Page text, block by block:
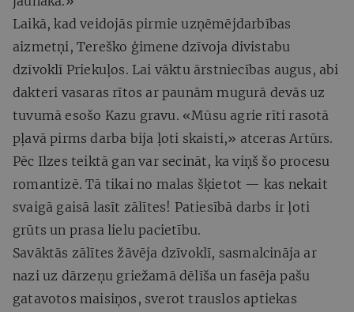
Laikā, kad veidojās pirmie uzņēmējdarbības
aizmetņi, Tereško ģimene dzīvoja divistabu
dzīvoklī Priekuļos. Lai vāktu ārstniecības augus, abi
dakteri vasaras rītos ar paunām mugurā devās uz
tuvumā esošo Kazu gravu. «Mūsu agrie rīti rasotā
pļavā pirms darba bija ļoti skaisti,» atceras Artūrs.
Pēc Ilzes teiktā gan var secināt, ka viņš šo procesu
romantizē. Tā tikai no malas šķietot — kas nekait
svaigā gaisā lasīt zālītes! Patiesībā darbs ir ļoti
grūts un prasa lielu pacietību.
Savāktās zālītes žāvēja dzīvoklī, sasmalcināja ar
nazi uz dārzeņu griežamā dēlīša un fasēja pašu
gatavotos maisiņos, sverot trauslos aptiekas